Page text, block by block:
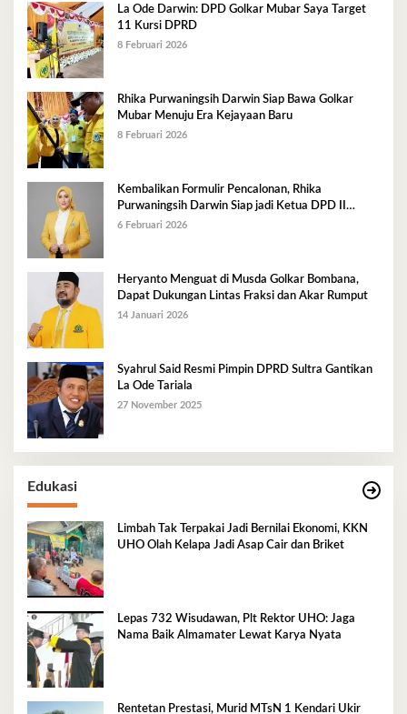
La Ode Darwin: DPD Golkar Mubar Saya Target
11 Kursi DPRD
8 Februari 2026
Rhika Purwaningsih Darwin Siap Bawa Golkar
Mubar Menuju Era Kejayaan Baru
8 Februari 2026
Kembalikan Formulir Pencalonan, Rhika
Purwaningsih Darwin Siap jadi Ketua DPD II
Golkar Mubar
6 Februari 2026
Heryanto Menguat di Musda Golkar Bombana,
Dapat Dukungan Lintas Fraksi dan Akar Rumput
14 Januari 2026
Syahrul Said Resmi Pimpin DPRD Sultra Gantikan
La Ode Tariala
27 November 2025
Edukasi
Limbah Tak Terpakai Jadi Bernilai Ekonomi, KKN
UHO Olah Kelapa Jadi Asap Cair dan Briket
Lepas 732 Wisudawan, Plt Rektor UHO: Jaga
Nama Baik Almamater Lewat Karya Nyata
Rentetan Prestasi, Murid MTsN 1 Kendari Ukir